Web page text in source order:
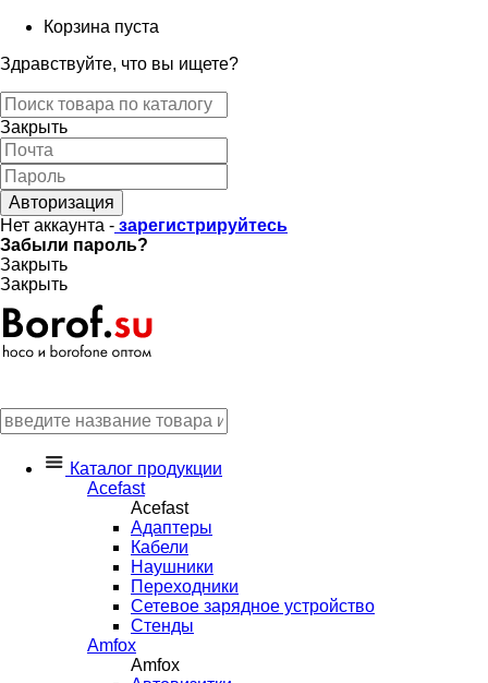
Корзина пуста
Здравствуйте, что вы ищете?
Закрыть
Авторизация
Нет аккаунта - зарегистрируйтесь
Забыли пароль?
Закрыть
Закрыть
Каталог продукции
Acefast
Acefast
Адаптеры
Кабели
Наушники
Переходники
Сетевое зарядное устройство
Стенды
Amfox
Amfox